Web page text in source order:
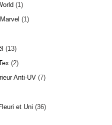
1
1
13
2
Anti-UV 7
et Uni 36